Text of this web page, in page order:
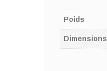
Poids
Dimensions